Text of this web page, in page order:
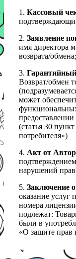
1. Кассовый
2. Заявление
имя директора
возврата/обмена;
3.
Возврат/обмен
может
(статья 30
потребителя»)
4. Акт от
нарушений
5. Заключение
оказание услуг
номера
подлежат:
были в
«О защите прав